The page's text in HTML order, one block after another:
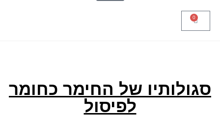
0
סגולותיו של החימר כחומר
לפיסול